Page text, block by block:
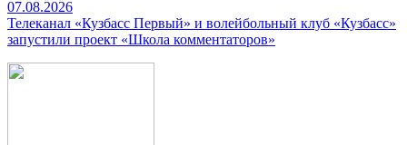
07.08.2026
Телеканал «Кузбасс Первый» и волейбольный клуб «Кузбасс»
запустили проект «Школа комментаторов»